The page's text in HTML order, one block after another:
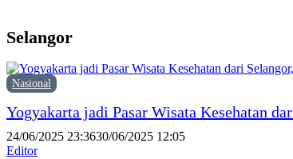
Selangor
Nasional
Yogyakarta jadi Pasar Wisata Kesehatan
24/06/2025 23:3630/06/2025 12:05
Editor